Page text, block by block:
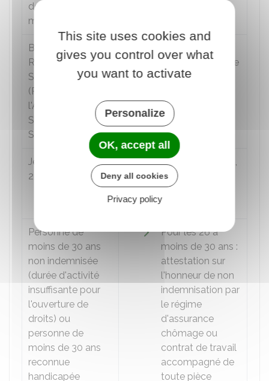
des 18 derniers
mois
Bénéficiaire du
Revenu de
Solidarité Active
(RSA) ou de
l'Allocation de
Solidarité
Spécifique (ASS)
Attestation justifiant de
qualité d'allocataire ou de
bénéficiaire des aides
Jeune de 18 à
25 ans révolus
Pour les moins de 26 ans,
la pièce d'identité
attestant de la date de
naissance suffit
Personne de
moins de 30 ans
non indemnisée
(durée d'activité
insuffisante pour
l'ouverture de
droits) ou
personne de
moins de 30 ans
reconnue
handicapée
Pour les 26 à
moins de 30 ans :
attestation sur
l'honneur de non
indemnisation par
le régime
d'assurance
chômage ou
contrat de travail
accompagné de
toute pièce
This site uses cookies and
gives you control over what
you want to activate
Personalize
OK, accept all
Deny all cookies
Privacy policy